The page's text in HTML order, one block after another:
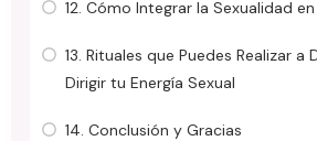
12. Cómo Integrar la Sexualidad
13. Rituales que Puedes Realizar
Dirigir tu Energía Sexual
14. Conclusión y Gracias